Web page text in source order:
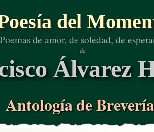
del
Poemas de amor, de soledad, de
de
Álvarez
Antología de